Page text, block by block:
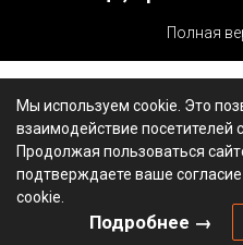
Мы используем cookie. Это
взаимодействие посетителей
Продолжая пользоваться
подтверждаете ваше
cookie.
Подробнее →
Полная